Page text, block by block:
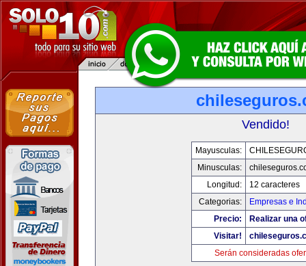
Vendido!
Mayusculas:
Minusculas:
Longitud:
12 caracteres
Categorias:
Empresas e
Precio:
Realizar una
Visitar!
Serán consideradas